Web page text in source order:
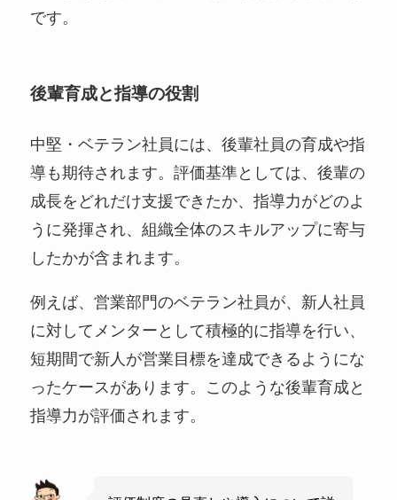
です。
後輩育成と指導の役割
中堅・ベテラン社員には、後輩社員の育成や指
導も期待されます。評価基準としては、後輩の
成長をどれだけ支援できたか、指導力がどのよ
うに発揮され、組織全体のスキルアップに寄与
したかが含まれます。
例えば、営業部門のベテラン社員が、新人社員
に対してメンターとして積極的に指導を行い、
短期間で新人が営業目標を達成できるようにな
ったケースがあります。このような後輩育成と
指導力が評価されます。